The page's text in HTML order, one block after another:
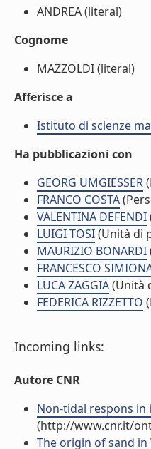
ANDREA (literal)
Cognome
MAZZOLDI (literal)
Afferisce a
Istituto di scienze
Ha pubblicazioni con
GEORG UMGIESSER
FRANCO COSTA
VALENTINA DEFENDI
LUIGI TOSI(Unità di
MAURIZIO BONARDI
FRANCESCO
LUCA ZAGGIA(Unità
FEDERICA RIZZETTO
Incoming links:
Autore CNR
Non-tidal respons in
(http://www.cnr.it/
The origin of sand